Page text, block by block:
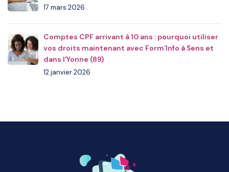
17 mars 2026
Comptes CPF arrivant à 10 ans : pourquoi utiliser
vos droits maintenant avec Form’Info à Sens et
dans l’Yonne (89)
12 janvier 2026